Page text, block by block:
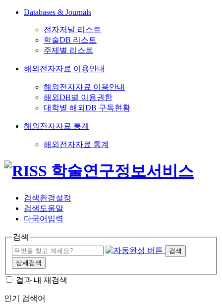
Databases & Journals
전자저널 리스트
학술DB 리스트
주제별 리스트
해외전자자료 이용안내
해외전자자료 이용안내
해외DB별 이용권한
대학별 해외DB 구독현황
해외전자자료 통계
해외전자자료 통계
검색환경설정
검색도움말
다국어입력
검색
검색
상세검색
결과 내 재검색
인기 검색어